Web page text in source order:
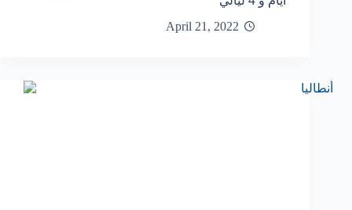
April 21, 2022